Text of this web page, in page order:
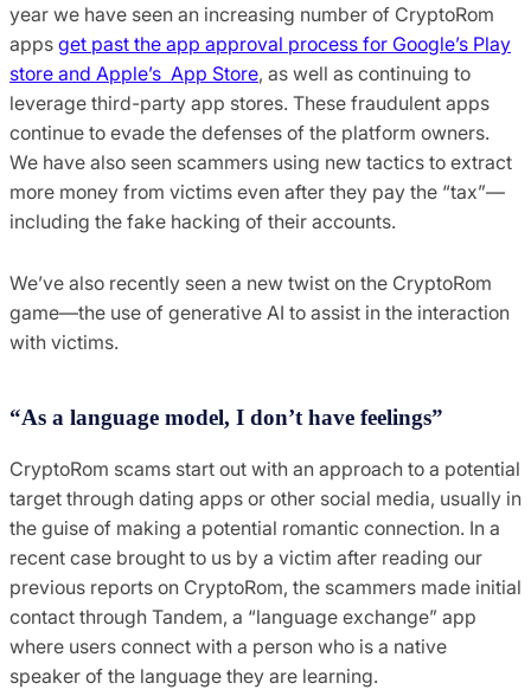
year we have seen an increasing number of CryptoRom
apps get past the app approval process for Google’s Play
store and Apple’s App Store, as well as continuing to
leverage third-party app stores. These fraudulent apps
continue to evade the defenses of the platform owners.
We have also seen scammers using new tactics to extract
more money from victims even after they pay the “tax”—
including the fake hacking of their accounts.
We’ve also recently seen a new twist on the CryptoRom
game—the use of generative AI to assist in the interaction
with victims.
“As a language model, I don’t have feelings”
CryptoRom scams start out with an approach to a potential
target through dating apps or other social media, usually in
the guise of making a potential romantic connection. In a
recent case brought to us by a victim after reading our
previous reports on CryptoRom, the scammers made initial
contact through Tandem, a “language exchange” app
where users connect with a person who is a native
speaker of the language they are learning.